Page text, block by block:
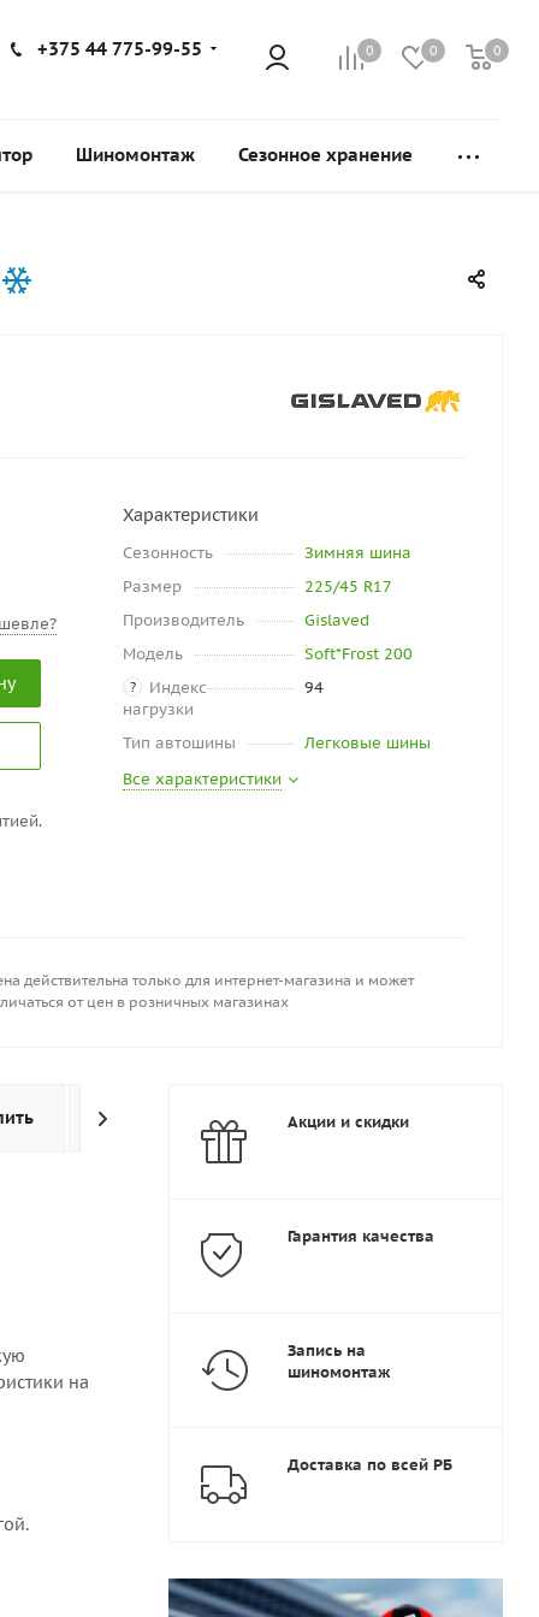
0 0 0
+375 44 775-99-55
Шиномонтаж Сезонное хранение
Характеристики
Сезонность
Зимняя шина
Размер
225/45 R17
Производитель
Gislaved
Модель
Soft*Frost 200
?
Индекс
нагрузки
94
Тип автошины
Легковые шины
Все характеристики
действительна только для интернет-магазина и может
от цен в розничных магазинах
Оплата Доставка Дополнительно
на
Акции и скидки
Гарантия качества
Запись на
шиномонтаж
Доставка по всей РБ